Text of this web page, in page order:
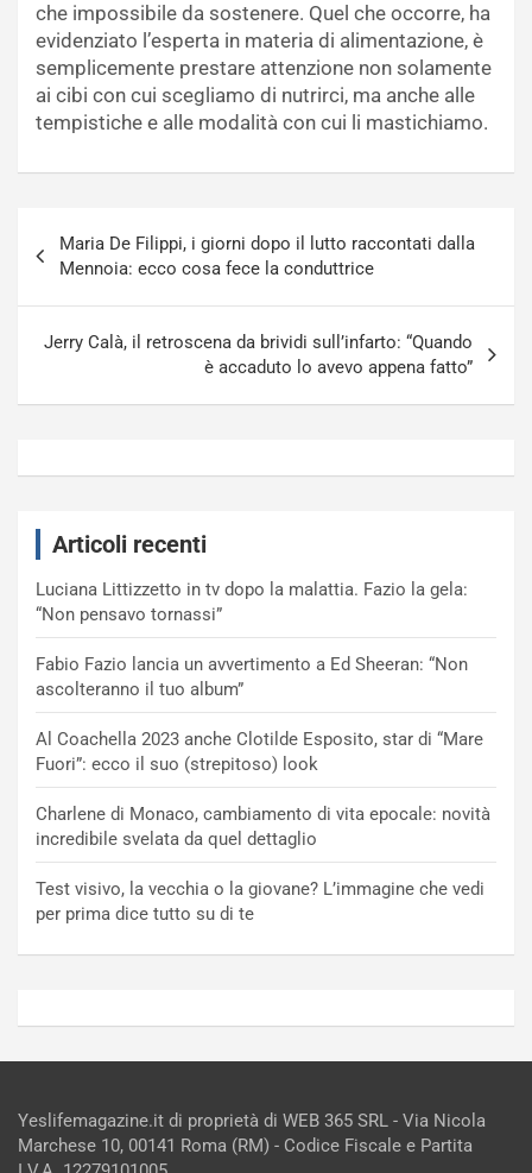
che impossibile da sostenere. Quel che occorre, ha
evidenziato l’esperta in materia di alimentazione, è
semplicemente prestare attenzione non solamente
ai cibi con cui scegliamo di nutrirci, ma anche alle
tempistiche e alle modalità con cui li mastichiamo.
articoli
Maria De Filippi, i giorni dopo il lutto raccontati dalla
Mennoia: ecco cosa fece la conduttrice
Jerry Calà, il retroscena da brividi sull’infarto: “Quando
è accaduto lo avevo appena fatto”
Articoli recenti
Luciana Littizzetto in tv dopo la malattia. Fazio la gela:
“Non pensavo tornassi”
Fabio Fazio lancia un avvertimento a Ed Sheeran: “Non
ascolteranno il tuo album”
Al Coachella 2023 anche Clotilde Esposito, star di “Mare
Fuori”: ecco il suo (strepitoso) look
Charlene di Monaco, cambiamento di vita epocale: novità
incredibile svelata da quel dettaglio
Test visivo, la vecchia o la giovane? L’immagine che vedi
per prima dice tutto su di te
Yeslifemagazine.it di proprietà di WEB 365 SRL - Via Nicola
Marchese 10, 00141 Roma (RM) - Codice Fiscale e Partita